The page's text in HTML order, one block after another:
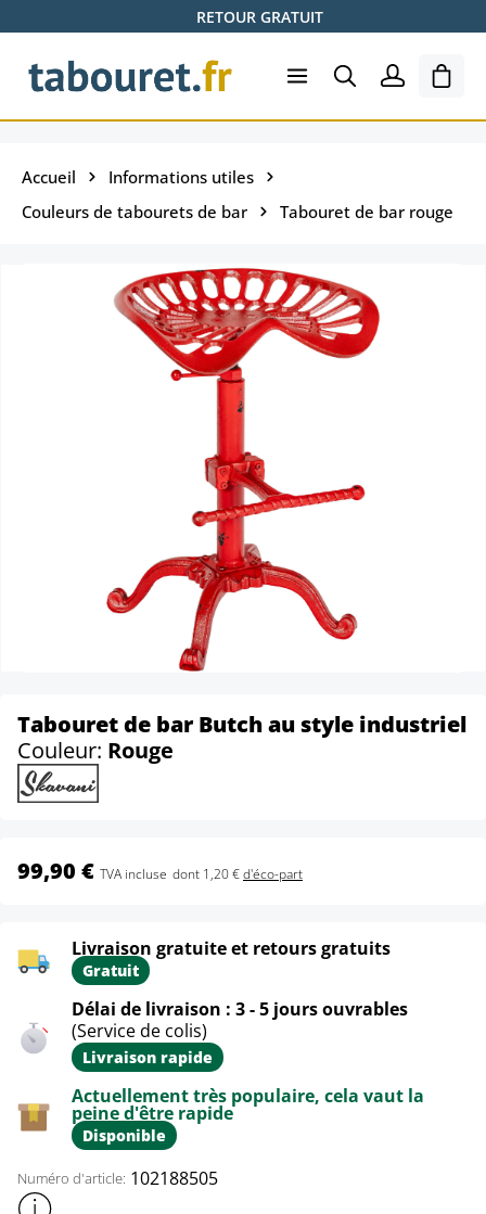
Passer au contenu principalRETOUR GRATUIT
Le
Accueil
Informations utiles
Couleurs de tabourets de bar
Tabouret de bar rouge
Tabouret de bar Butch au style industriel
Couleur: Rouge
99,90 € TVA incluse dont 1,20 €d'éco-part
Livraison gratuite et retours gratuits
Gratuit
Délai de livraison : 3 - 5 jours ouvrables
(Service de colis)
Livraison rapide
Actuellement très populaire, cela vaut la
peine d'être rapide
Disponible
Numéro d'article: 102188505
Afficher plus d'informations sur le produit